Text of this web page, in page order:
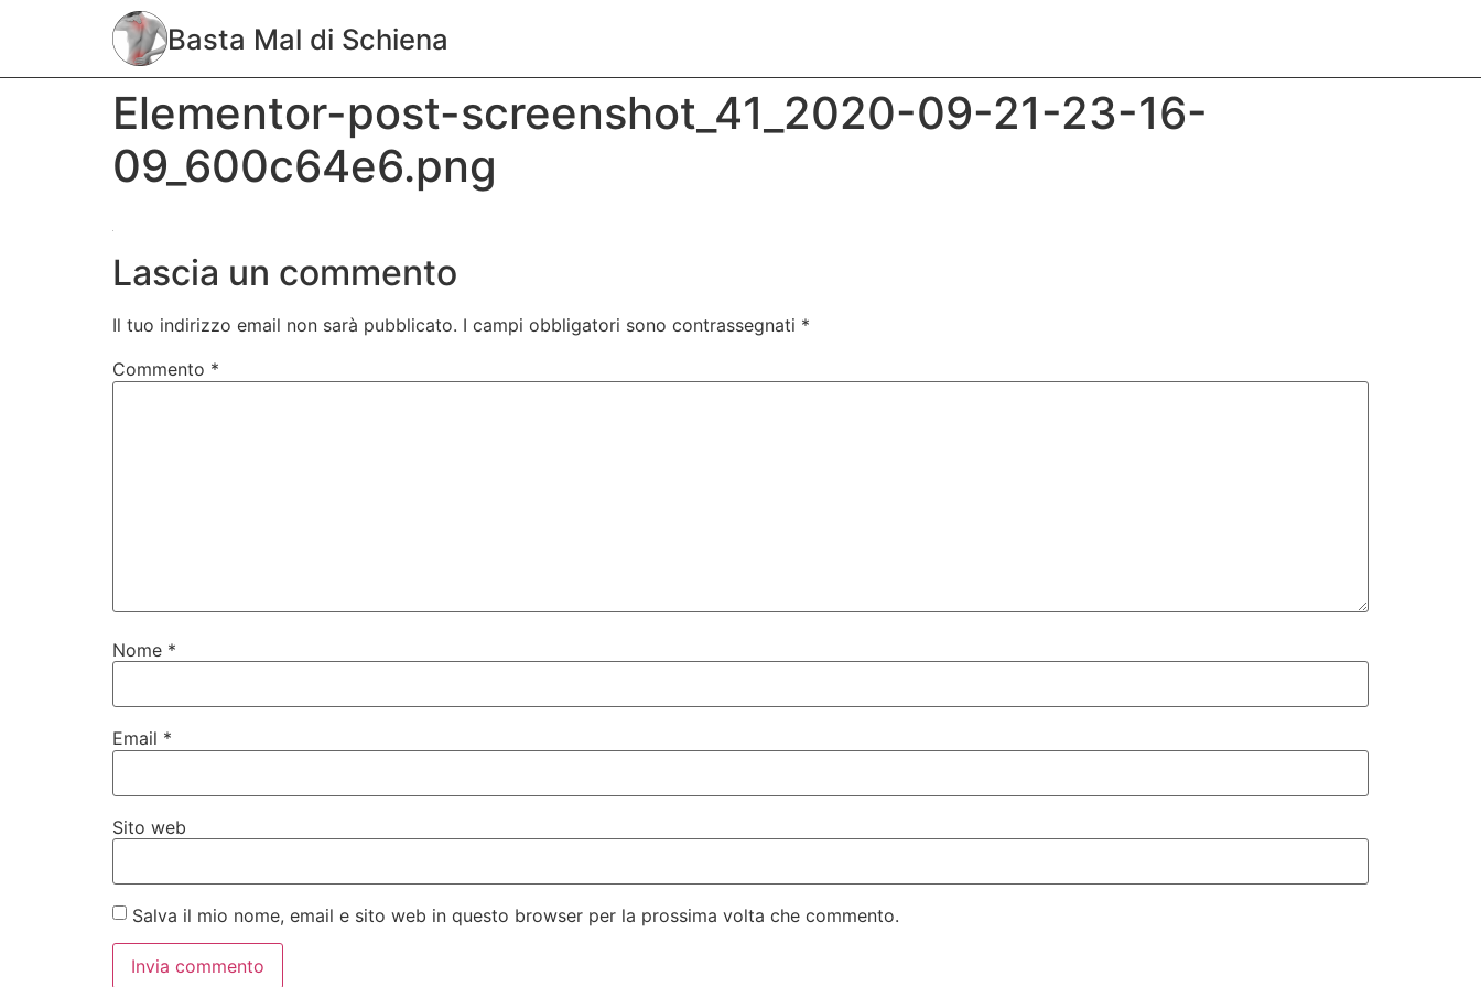
Basta Mal di Schiena
Elementor-post-screenshot_41_2020-09-21-23-16-
09_600c64e6.png
Lascia un commento
Il tuo indirizzo email non sarà pubblicato. I campi obbligatori sono contrassegnati *
Commento *
Nome *
Email *
Sito web
Salva il mio nome, email e sito web in questo browser per la prossima volta che commento.